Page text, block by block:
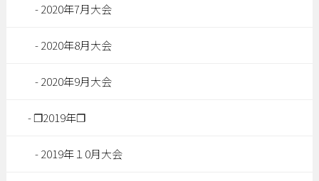
2020年7月大会
2020年8月大会
2020年9月大会
❐2019年❐
2019年１0月大会